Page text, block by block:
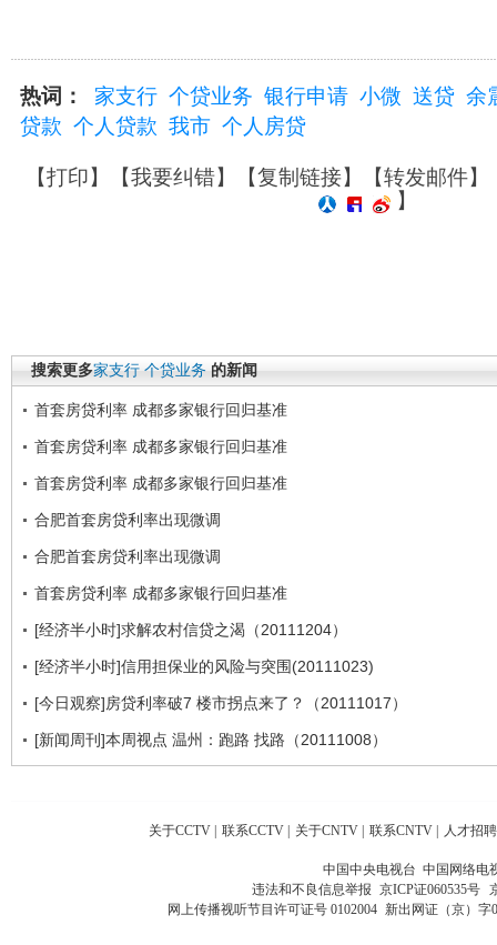
热词： 家支行 个贷业务 银行申请 小微 送贷 余
贷款 个人贷款 我市 个人房贷
【打印】【我要纠错】【复制链接】【转发邮件】
】
搜索更多家支行 个贷业务 的新闻
首套房贷利率 成都多家银行回归基准
首套房贷利率 成都多家银行回归基准
首套房贷利率 成都多家银行回归基准
合肥首套房贷利率出现微调
合肥首套房贷利率出现微调
首套房贷利率 成都多家银行回归基准
[经济半小时]求解农村信贷之渴（20111204）
[经济半小时]信用担保业的风险与突围(20111023)
[今日观察]房贷利率破7 楼市拐点来了？（20111017）
[新闻周刊]本周视点 温州：跑路 找路（20111008）
关于CCTV | 联系CCTV | 关于CNTV | 联系CNTV | 人才招聘
中国中央电视台 中国网络电
违法和不良信息举报 京ICP证060535号
网上传播视听节目许可证号 0102004 新出网证（京）